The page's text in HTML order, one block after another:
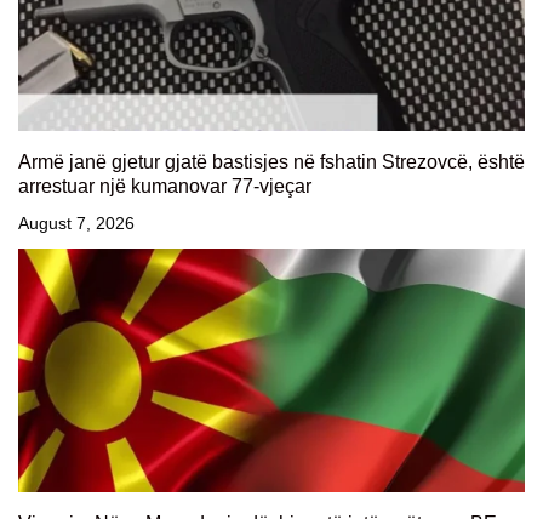
Armë janë gjetur gjatë bastisjes në fshatin Strezovcë, është
arrestuar një kumanovar 77-vjeçar
August 7, 2026